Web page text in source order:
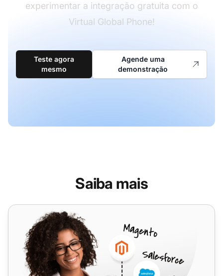
experimentar a integração gratuita com o
Virtual Global Phone!
Teste agora
mesmo
Agende uma
demonstração
Saiba mais
TelefonBG